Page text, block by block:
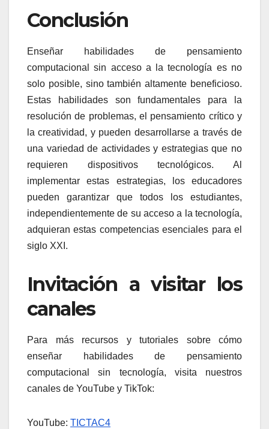
Conclusión
Enseñar habilidades de pensamiento
computacional sin acceso a la tecnología es no
solo posible, sino también altamente beneficioso.
Estas habilidades son fundamentales para la
resolución de problemas, el pensamiento crítico y
la creatividad, y pueden desarrollarse a través de
una variedad de actividades y estrategias que no
requieren dispositivos tecnológicos. Al
implementar estas estrategias, los educadores
pueden garantizar que todos los estudiantes,
independientemente de su acceso a la tecnología,
adquieran estas competencias esenciales para el
siglo XXI.
Invitación a visitar los
canales
Para más recursos y tutoriales sobre cómo
enseñar habilidades de pensamiento
computacional sin tecnología, visita nuestros
canales de YouTube y TikTok:
YouTube: TICTAC4